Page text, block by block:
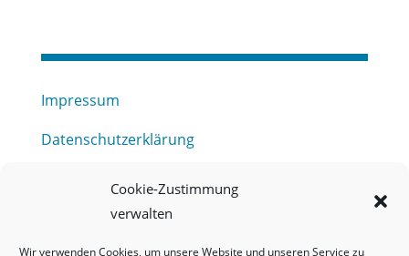
Cookie-Zustimmung
verwalten
Wir verwenden Cookies, um unsere Website und unseren Service zu
Impressum
Datenschutzerklärung
Haftungsausschluss
Barrierefreiheitserklärung